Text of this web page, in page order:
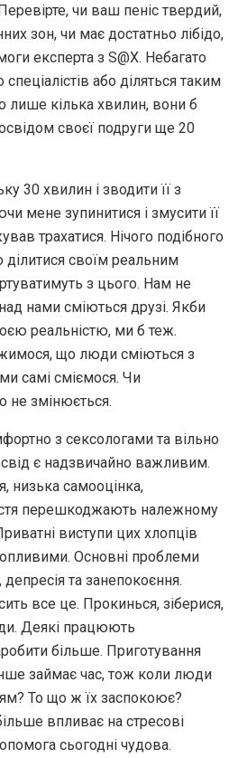
чи ваш пеніс твердий,
зон, чи має достатньо лібідо,
експерта з S@X. Небагато
або діляться таким
лише кілька хвилин, вони б
своєї подруги ще 20
30 хвилин і зводити її з
мене зупинитися і змусити її
трахатися. Нічого подібного
своїм реальним
з цього. Нам не
нами сміються друзі. Якби
реальністю, ми б теж.
що люди сміються з
самі сміємося. Чи
не змінюється.
з сексологами та вільно
є надзвичайно важливим.
низька самооцінка,
перешкоджають належному
виступи цих хлопців
Основні проблеми
та занепокоєння.
все це. Прокинься, зіберися,
Деякі працюють
більше. Приготування
займає час, тож коли люди
То що ж їх заспокоює?
впливає на стресові
сьогодні чудова.